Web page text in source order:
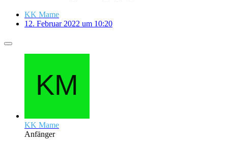
KK Mame
12. Februar 2022 um 10:20
KK Mame
Anfänger